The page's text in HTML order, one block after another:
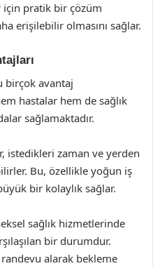
pratik bir çözüm
erişilebilir olmasını sağlar.
birçok avantaj
hastalar hem de sağlık
sağlamaktadır.
istedikleri zaman ve yerden
Bu, özellikle yoğun iş
bir kolaylık sağlar.
sağlık hizmetlerinde
bir durumdur.
alarak bekleme